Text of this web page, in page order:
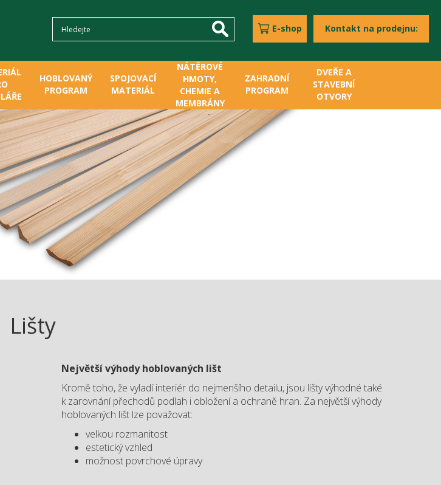
E-shop Kontakt na prodejnu:
HOBLOVANÝ
PROGRAM
SPOJOVACÍ
MATERIÁL
NÁTĚROVÉ
HMOTY,
CHEMIE A
MEMBRÁNY
ZAHRADNÍ
PROGRAM
DVEŘE A
STAVEBNÍ
OTVORY
Lišty
Největší výhody hoblovaných lišt
Kromě toho, že vyladí interiér do nejmenšího detailu, jsou lišty výhodné také
k zarovnání přechodů podlah i obložení a ochraně hran. Za největší výhody
hoblovaných lišt lze považovat:
velkou rozmanitost
estetický vzhled
možnost povrchové úpravy